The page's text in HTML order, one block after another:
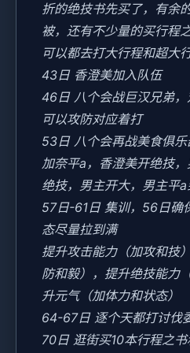
折的绝技书先买了，有余
被，还有不少量的买行程
可以都去打大行程和超大行
43日 香澄美加入队伍
46日 八个会战巨汉兄弟
可以攻防对应着打
53日 八个会再战美食俱乐
加奈平a，香澄美开绝技
绝技，男主开大，男主平
57日-61日 集训，56日确
态尽量拉到满
提升攻击能力（加攻和技
防和毅），提升绝技能力
升元气（加体力和状态）
64-67日 逐个天都打讨伐
70日 逛街买10本行程之